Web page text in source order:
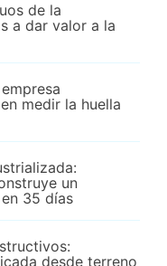
de la
a dar valor a la
medir la huella
un
35 días
desde terreno